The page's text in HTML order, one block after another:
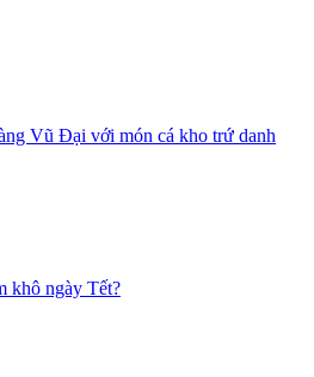
Vũ Đại với món cá kho trứ danh
khô ngày Tết?